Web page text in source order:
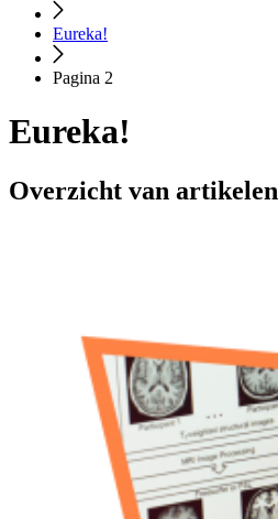
Eureka!
Pagina 2
Eureka!
Overzicht van artikelen